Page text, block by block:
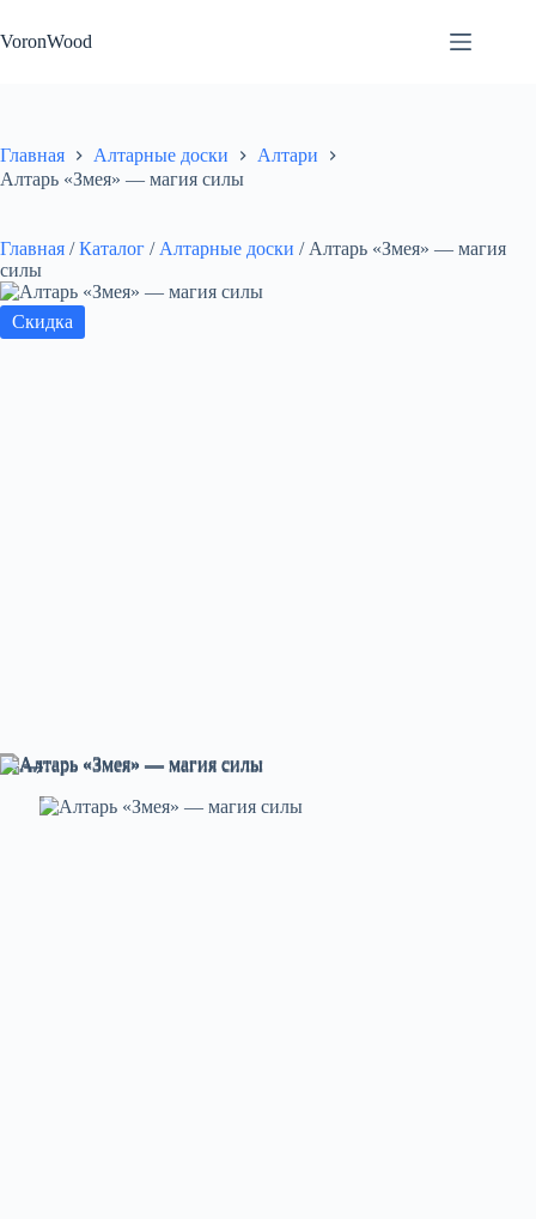
к
сути
VoronWood
Главная Алтарные доски
Алтари
Алтарь «Змея» — магия силы
Главная / Каталог / Алтарные доски / Алтарь «Змея» — магия
силы
Скидка